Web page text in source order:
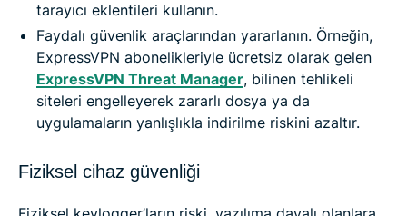
tarayıcı eklentileri kullanın.
Faydalı güvenlik araçlarından yararlanın. Örneğin,
ExpressVPN abonelikleriyle ücretsiz olarak gelen
ExpressVPN Threat Manager, bilinen tehlikeli
siteleri engelleyerek zararlı dosya ya da
uygulamaların yanlışlıkla indirilme riskini azaltır.
Fiziksel cihaz güvenliği